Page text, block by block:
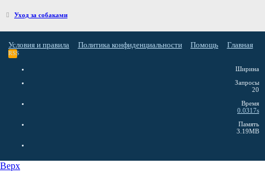
Уход за собаками
Условия и правила Политика конфиденциальности Помощь Главная
RSS
Ширина
Запросы
20
Время
0.0317s
Память
3.19MB
Верх